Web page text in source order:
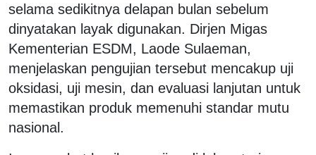
selama sedikitnya delapan bulan sebelum
dinyatakan layak digunakan. Dirjen Migas
Kementerian ESDM, Laode Sulaeman,
menjelaskan pengujian tersebut mencakup uji
oksidasi, uji mesin, dan evaluasi lanjutan untuk
memastikan produk memenuhi standar mutu
nasional.